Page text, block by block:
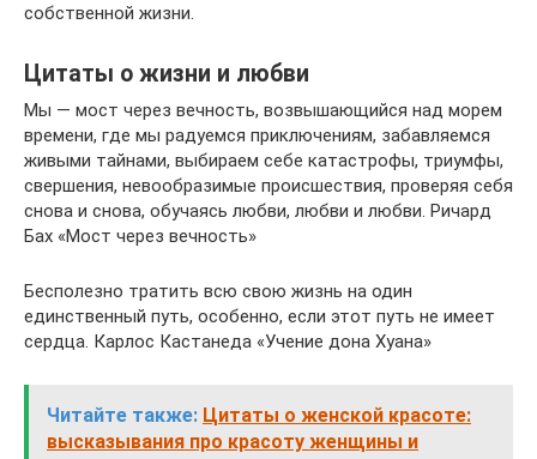
собственной жизни.
Цитаты о жизни и любви
Мы — мост через вечность, возвышающийся над морем
времени, где мы радуемся приключениям, забавляемся
живыми тайнами, выбираем себе катастрофы, триумфы,
свершения, невообразимые происшествия, проверяя себя
снова и снова, обучаясь любви, любви и любви. Ричард
Бах «Мост через вечность»
Бесполезно тратить всю свою жизнь на один
единственный путь, особенно, если этот путь не имеет
сердца. Карлос Кастанеда «Учение дона Хуана»
Читайте также: Цитаты о женской красоте:
высказывания про красоту женщины и